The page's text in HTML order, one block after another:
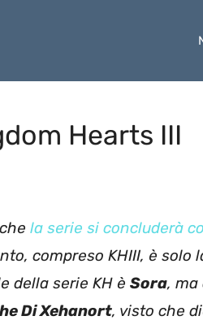
Hearts III
la serie si concluderà
compreso KHIII, è solo
della serie KH è Sora, ma
Di Xehanort, visto che